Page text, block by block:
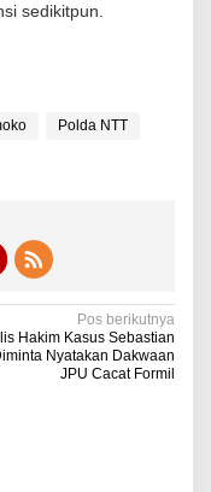
sedikitpun.
Polda NTT
Pos berikutnya
Hakim Kasus Sebastian
Nyatakan Dakwaan
JPU Cacat Formil